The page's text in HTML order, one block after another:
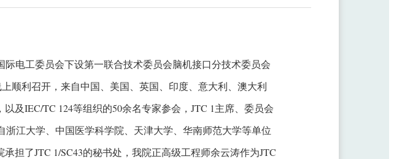
际电工委员会下设第一联合技术委员会脑机接口分技术委员会
上顺利召开，来自中国、美国、英国、印度、意大利、澳大利
及IEC/TC 124等组织的50余名专家参会，JTC 1主席、委员会
江大学、中国医学科学院、天津大学、华南师范大学等单位
担了JTC 1/SC43的秘书处，我院正高级工程师余云涛作为JTC